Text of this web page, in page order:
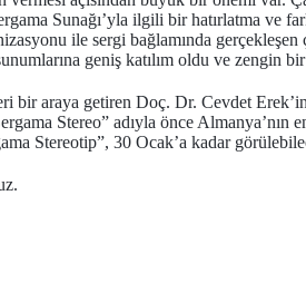
Sunağı’yla ilgili bir hatırlatma ve
ile sergi bağlamında
geniş katılım oldu ve zengin
bir araya getiren Doç. Dr. Cevdet
Stereo” adıyla önce Almanya’nın
Stereotip”, 30 Ocak’a kadar